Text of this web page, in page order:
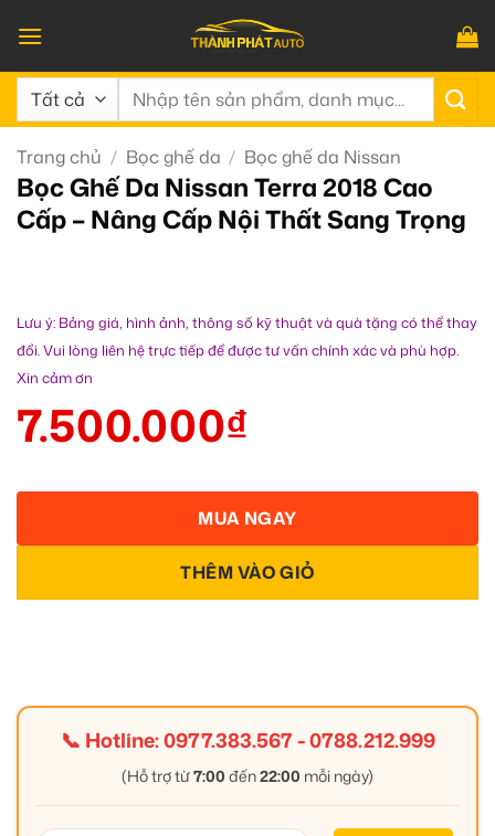
qua
nội
dung
Tìm
Trang chủ / Bọc ghế da / Bọc ghế da Nissan
Bọc Ghế Da Nissan Terra 2018 Cao
Cấp – Nâng Cấp Nội Thất Sang Trọng
Lưu ý: Bảng giá, hình ảnh, thông số kỹ thuật và quà tặng có thể thay
đổi. Vui lòng liên hệ trực tiếp để được tư vấn chính xác và phù hợp.
Xin cảm ơn
7.500.000₫
THÊM VÀO GIỎ
MUA NGAY
📞 Hotline:0977.383.567-0788.212.999
(Hỗ trợ từ7:00 đến22:00 mỗi ngày)